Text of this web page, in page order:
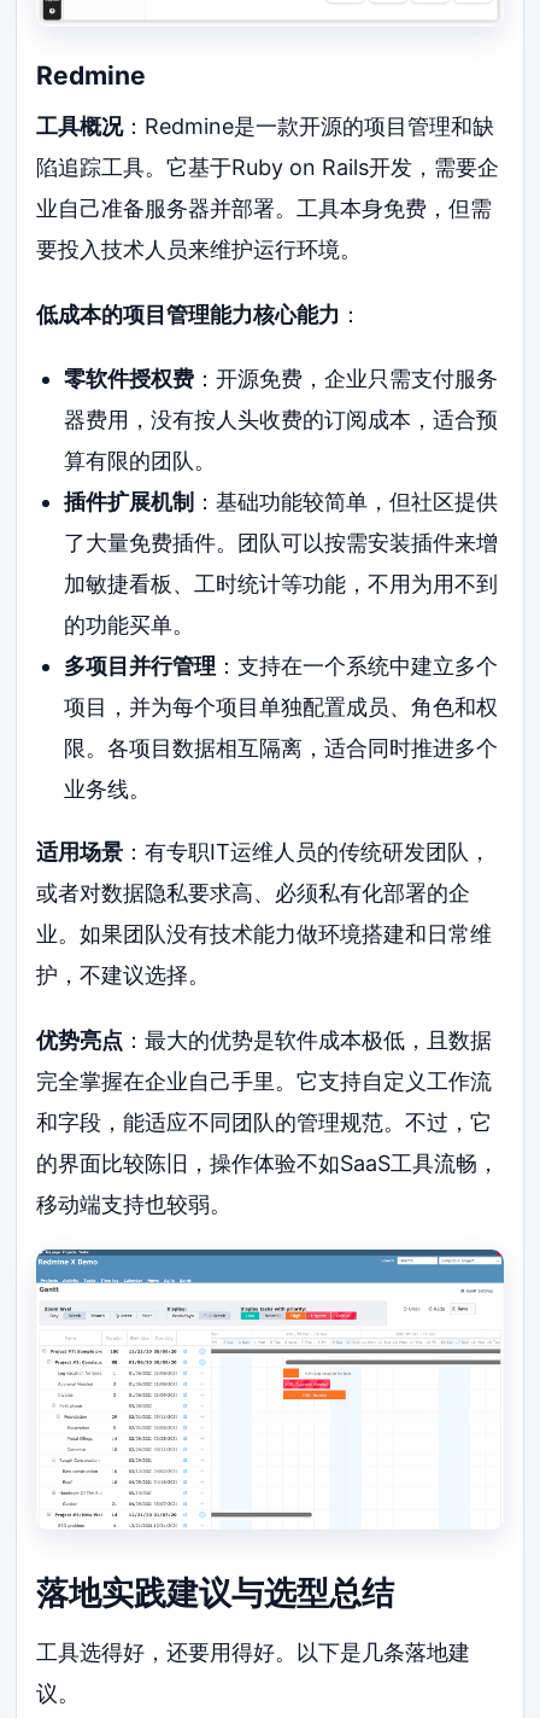
Redmine
工具概况：Redmine是一款开源的项目管理和缺
陷追踪工具。它基于Ruby on Rails开发，需要企
业自己准备服务器并部署。工具本身免费，但需
要投入技术人员来维护运行环境。
低成本的项目管理能力核心能力 ：
零软件授权费：开源免费，企业只需支付服务
器费用，没有按人头收费的订阅成本，适合预
算有限的团队。
插件扩展机制 ：基础功能较简单，但社区提供
了大量免费插件。团队可以按需安装插件来增
加敏捷看板、工时统计等功能，不用为用不到
的功能买单。
多项目并行管理 ：支持在一个系统中建立多个
项目，并为每个项目单独配置成员、角色和权
限。各项目数据相互隔离，适合同时推进多个
业务线。
适用场景 ：有专职IT运维人员的传统研发团队，
或者对数据隐私要求高、必须私有化部署的企
业。如果团队没有技术能力做环境搭建和日常维
护，不建议选择。
优势亮点 ：最大的优势是软件成本极低，且数据
完全掌握在企业自己手里。它支持自定义工作流
和字段，能适应不同团队的管理规范。不过，它
的界面比较陈旧，操作体验不如SaaS工具流畅，
移动端支持也较弱。
落地实践建议与选型总结
工具选得好，还要用得好。以下是几条落地建
议。